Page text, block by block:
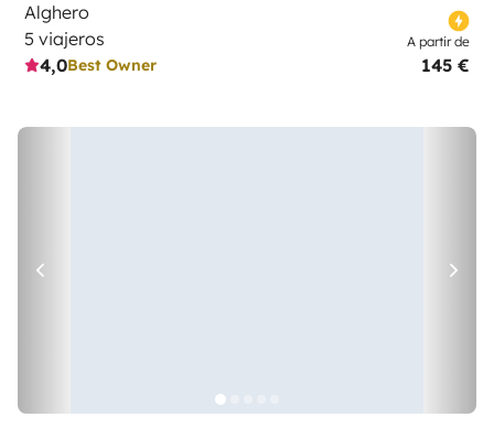
Alghero
5 viajeros
4,0Best Owner
A partir de
145 €